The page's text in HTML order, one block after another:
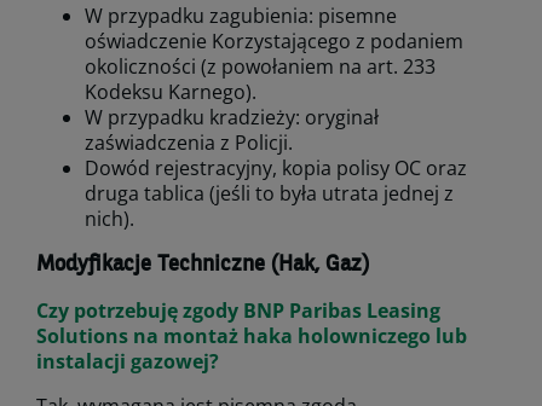
W przypadku zagubienia: pisemne
oświadczenie Korzystającego z podaniem
okoliczności (z powołaniem na art. 233
Kodeksu Karnego).
W przypadku kradzieży: oryginał
zaświadczenia z Policji.
Dowód rejestracyjny, kopia polisy OC oraz
druga tablica (jeśli to była utrata jednej z
nich).
Modyfikacje Techniczne (Hak, Gaz)
Czy potrzebuję zgody BNP Paribas Leasing
Solutions na montaż haka holowniczego lub
instalacji gazowej?